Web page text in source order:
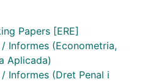
donde la disponibilidad
buena como los
is to corroborate the UN
tool for progress and
Papers [ERE]
Informes (Econometria,
Aplicada)
Informes (Dret Penal i